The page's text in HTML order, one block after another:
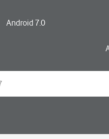
Android 7.0